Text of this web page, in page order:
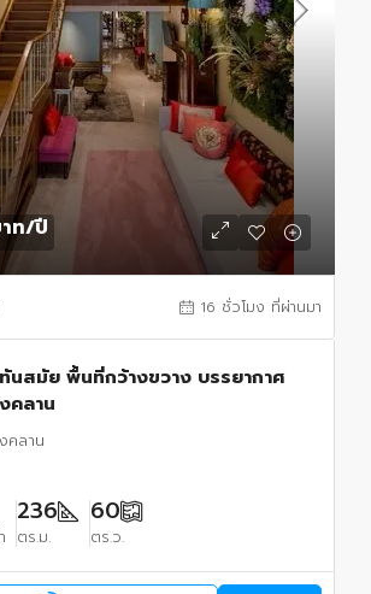
ท/ปี
16 ชั่วโมง ที่ผ่านมา
นสมัย พื้นที่กว้างขวาง บรรยากาศ
คลาน
คลาน
236
ตร.ม.
60
ตร.ว.